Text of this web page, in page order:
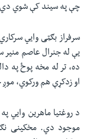
چې په سيند کې شوي
سرفراز بګټی وایي
یې له جنرال عاصم
ده، تر له مخه پوځ په
او زدکړې هم ورکوي،
د روغتيا ماهرين وايي
موجود دي. مخکینی